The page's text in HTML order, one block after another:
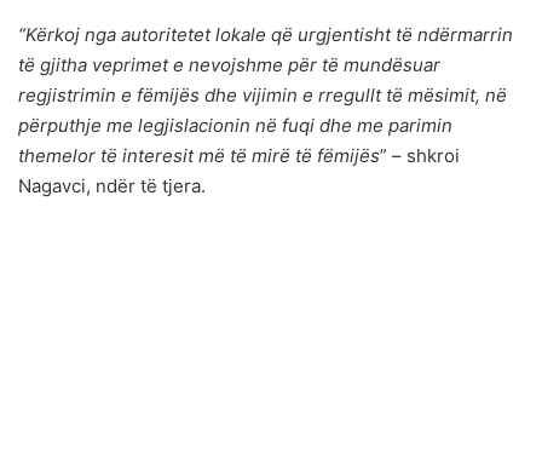
“Kërkoj nga autoritetet lokale që urgjentisht të ndërmarrin
të gjitha veprimet e nevojshme për të mundësuar
regjistrimin e fëmijës dhe vijimin e rregullt të mësimit, në
përputhje me legjislacionin në fuqi dhe me parimin
themelor të interesit më të mirë të fëmijës” – shkroi
Nagavci, ndër të tjera.